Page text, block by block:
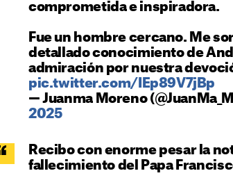
comprometida e inspiradora.
Fue un hombre cercano. Me
detallado conocimiento de
admiración por nuestra
pic.twitter.com/IEp89V7jBp
— Juanma Moreno
2025
Recibo con enorme pesar la
fallecimiento del Papa